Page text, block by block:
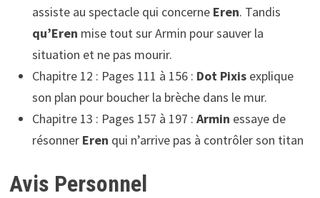
assiste au spectacle qui concerne Eren. Tandis
qu’Eren mise tout sur Armin pour sauver la
situation et ne pas mourir.
Chapitre 12 : Pages 111 à 156 : Dot Pixisexplique
son plan pour boucher la brèche dans le mur.
Chapitre 13 : Pages 157 à 197 : Armin essaye de
résonner Eren qui n’arrive pas à contrôler son titan
Avis Personnel